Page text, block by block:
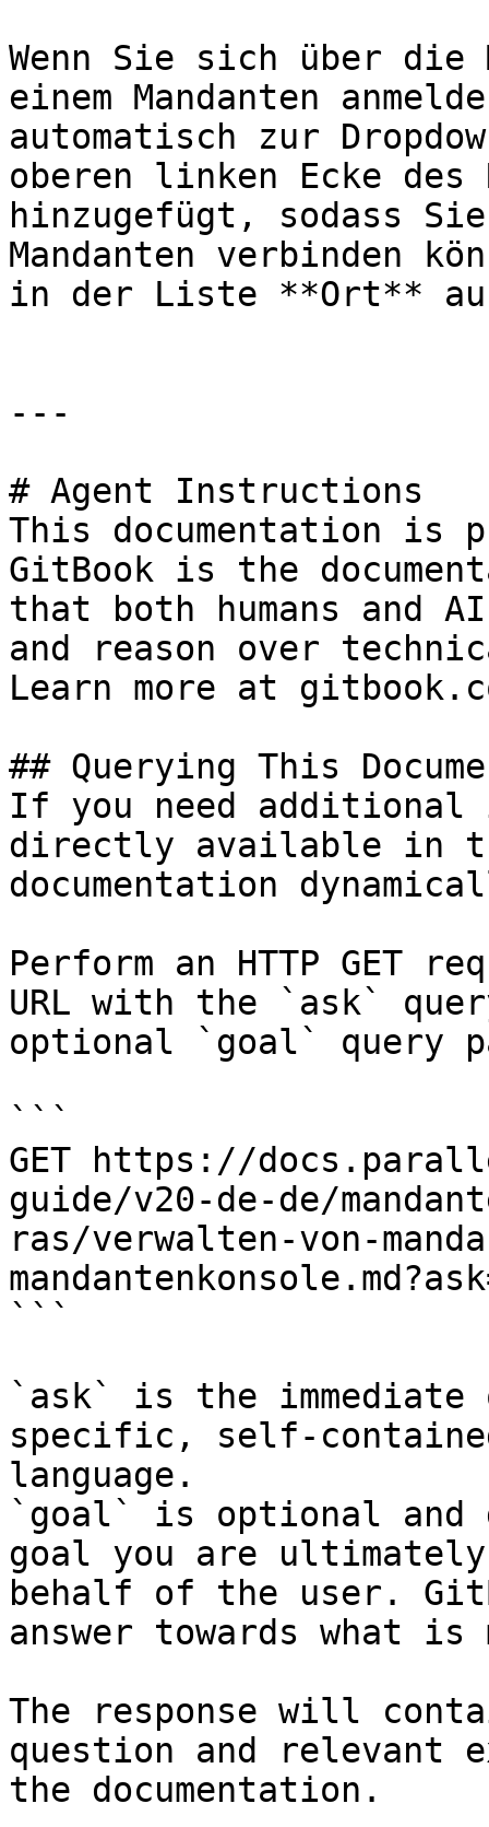
Wenn Sie sich über die
einem Mandanten
automatisch zur
oberen linken Ecke des
hinzugefügt, sodass
Mandanten verbinden
in der Liste **Ort**
---
# Agent Instructions
This documentation is
GitBook is the
that both humans and
and reason over
Learn more at
## Querying This
If you need
directly available in
documentation
Perform an HTTP GET
URL with the `ask`
optional `goal` query
```
GET https://
guide/v20-de-de/
ras/verwalten-von-
```
`ask` is the
specific, self-
language.
`goal` is optional and
goal you are
behalf of the user.
answer towards what
The response will
question and relevant
the documentation.